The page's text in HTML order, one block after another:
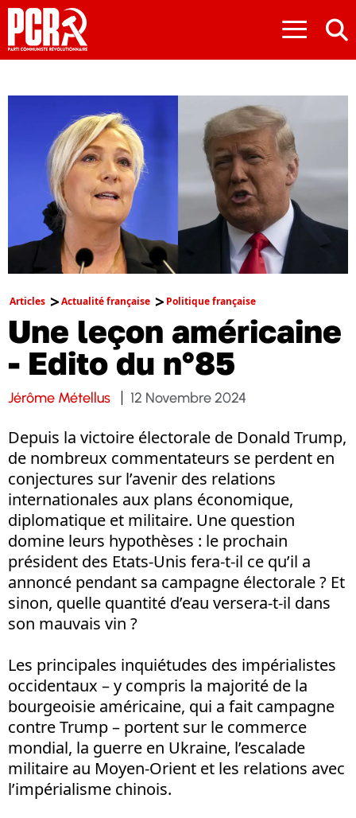
≡
Articles Actualité française Politique française
Une leçon américaine
- Edito du n°85
Jérôme Métellus 12 Novembre 2024
Depuis la victoire électorale de Donald Trump,
de nombreux commentateurs se perdent en
conjectures sur l’avenir des relations
internationales aux plans économique,
diplomatique et militaire. Une question
domine leurs hypothèses : le prochain
président des Etats-Unis fera-t-il ce qu’il a
annoncé pendant sa campagne électorale ? Et
sinon, quelle quantité d’eau versera-t-il dans
son mauvais vin ?
Les principales inquiétudes des impérialistes
occidentaux – y compris la majorité de la
bourgeoisie américaine, qui a fait campagne
contre Trump – portent sur le commerce
mondial, la guerre en Ukraine, l’escalade
militaire au Moyen-Orient et les relations avec
l’impérialisme chinois.